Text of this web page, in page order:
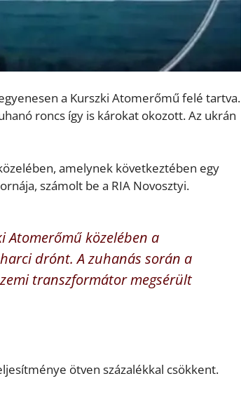
a Kurszki Atomerőmű felé tartva.
roncs így is károkat okozott. Az ukrán
amelynek következtében egy
számolt be a RIA Novosztyi.
Atomerőmű közelében a
drónt. A zuhanás során a
transzformátor megsérült
ötven százalékkal csökkent.